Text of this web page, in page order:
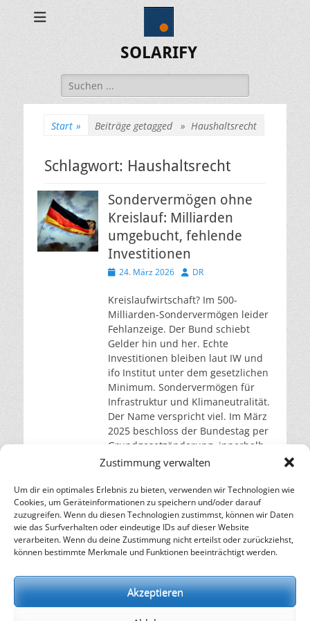
Zustimmung verwalten
Um dir ein optimales Erlebnis zu bieten, verwenden wir Technologien wie
Cookies, um Geräteinformationen zu speichern und/oder darauf
zuzugreifen. Wenn du diesen Technologien zustimmst, können wir Daten
wie das Surfverhalten oder eindeutige IDs auf dieser Website
verarbeiten. Wenn du deine Zustimmung nicht erteilst oder zurückziehst,
können bestimmte Merkmale und Funktionen beeinträchtigt werden.
Akzeptieren
SOLARIFY
Suchen
nach:
Start » Beiträge getagged » Haushaltsrecht
Schlagwort: Haushaltsrecht
Sondervermögen ohne
Kreislauf: Milliarden
umgebucht, fehlende
Investitionen
Veröffentlicht
24. März 2026 Autor
DR
Kreislaufwirtschaft? Im 500-
Milliarden-Sondervermögen leider
Fehlanzeige. Der Bund schiebt
Gelder hin und her. Echte
Investitionen bleiben laut IW und
ifo Institut unter dem gesetzlichen
Minimum. Sondervermögen für
Infrastruktur und Klimaneutralität.
Der Name verspricht viel. Im März
2025 beschloss der Bundestag per
Grundgesetzänderung, innerhalb
von zwölf Jahren 500 Milliarden
Schuldenbremse zu mobilisieren.
Aufgeteilt aufweiterlesen…
– Energie für die Zukunft –
Nachhaltigkeit, Kreislaufwirtschaft,
Erneuerbare Energien, Klimawandel und Energiewende.